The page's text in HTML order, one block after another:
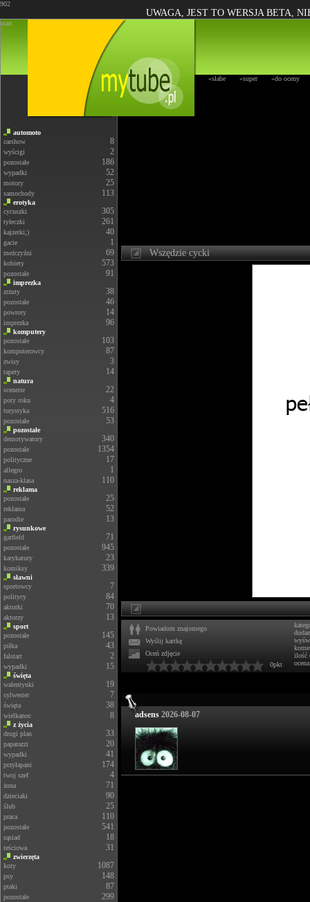
902
UWAGA, JEST TO WERSJA BETA,
start
»słabe »super »do oceny
automoto
carshow
8
wyścigi 2
pozostałe 186
wypadki 52
motory 25
samochody 113
erotyka
cycuszki
305
tyłeczki 261
kajzerki;) 40
gacie 1
meżczyźni 69
kobiety 573
pozostałe 91
imprezka
zrzuty
38
pozostałe 46
powroty 14
imprezka 96
komputery
pozostałe
103
komputerowcy 87
zwisy 3
tapety 14
natura
scenerie
22
pory roku 4
turystyka 516
pozostałe 53
pozostałe
demotywatory
340
pozostałe 1354
polityczne 17
allegro 1
nasza-klasa 110
reklama
pozostałe
25
reklama 52
parodie 13
rysunkowe
garfield
71
pozostałe 945
karykatury 23
komiksy 339
sławni
sportowcy
7
politycy 84
aktorki 70
aktorzy 13
sport
pozostałe
145
piłka 43
falstart 2
wypadki 15
święta
walentynki
19
sylwester 7
święta 38
wielkanoc 8
z życia
drugi plan
33
paparazzi 20
wypadki 41
przyłapani 174
twoj szef 4
żona 71
dzieciaki 90
ślub 25
praca 110
pozostałe 541
sąsiad 18
teściowa 31
zwierzęta
koty
1087
psy 148
ptaki 87
pozostałe 299
Wszędzie cycki
Powiadom znajomego
Wyślij kartkę
Oceń zdjęcie
0pkt
ilość
ocena
adsens 2026-08-07